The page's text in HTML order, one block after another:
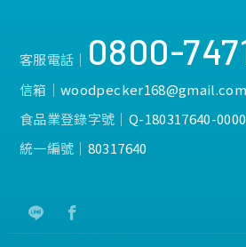
客服電話│ 0800-
信箱│woodpecker168@gmail.com
食品業登錄字號│ Q-180317640-
統一編號│ 80317640